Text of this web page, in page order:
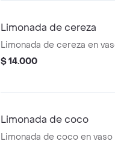
Limonada de cereza
Limonada de cereza en
$ 14.000
Limonada de coco
Limonada de coco en vaso